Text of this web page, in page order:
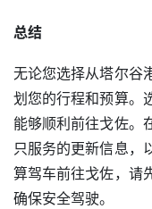
总结
无论您选择从塔尔谷
划您的行程和预算。
能够顺利前往戈佐。
只服务的更新信息，
算驾车前往戈佐，请
确保安全驾驶。